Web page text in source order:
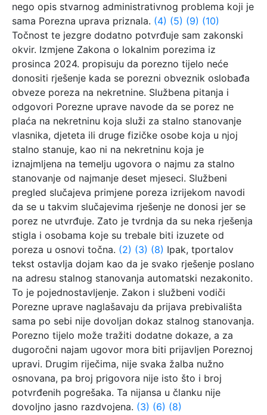
nego opis stvarnog administrativnog problema koji je
sama Porezna uprava priznala. (4) (5) (9) (10)
Točnost te jezgre dodatno potvrđuje sam zakonski
okvir. Izmjene Zakona o lokalnim porezima iz
prosinca 2024. propisuju da porezno tijelo neće
donositi rješenje kada se porezni obveznik oslobađa
obveze poreza na nekretnine. Službena pitanja i
odgovori Porezne uprave navode da se porez ne
plaća na nekretninu koja služi za stalno stanovanje
vlasnika, djeteta ili druge fizičke osobe koja u njoj
stalno stanuje, kao ni na nekretninu koja je
iznajmljena na temelju ugovora o najmu za stalno
stanovanje od najmanje deset mjeseci. Službeni
pregled slučajeva primjene poreza izrijekom navodi
da se u takvim slučajevima rješenje ne donosi jer se
porez ne utvrđuje. Zato je tvrdnja da su neka rješenja
stigla i osobama koje su trebale biti izuzete od
poreza u osnovi točna. (2) (3) (8) Ipak, tportalov
tekst ostavlja dojam kao da je svako rješenje poslano
na adresu stalnog stanovanja automatski nezakonito.
To je pojednostavljenje. Zakon i službeni vodiči
Porezne uprave naglašavaju da prijava prebivališta
sama po sebi nije dovoljan dokaz stalnog stanovanja.
Porezno tijelo može tražiti dodatne dokaze, a za
dugoročni najam ugovor mora biti prijavljen Poreznoj
upravi. Drugim riječima, nije svaka žalba nužno
osnovana, pa broj prigovora nije isto što i broj
potvrđenih pogrešaka. Ta nijansa u članku nije
dovoljno jasno razdvojena. (3) (6) (8)